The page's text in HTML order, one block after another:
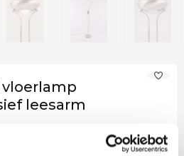
leesarm